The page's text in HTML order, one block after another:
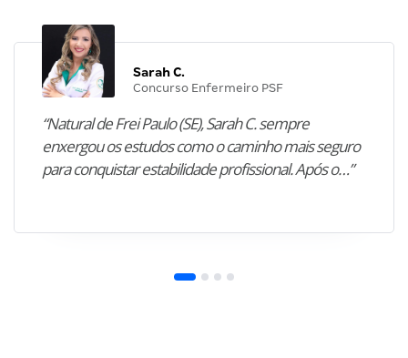
Sarah C.
Concurso Enfermeiro PSF
“Natural de Frei Paulo (SE), Sarah C. sempre
enxergou os estudos como o caminho mais seguro
para conquistar estabilidade profissional. Após o…”